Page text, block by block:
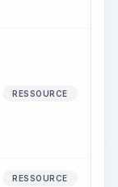
RESSOURCE
RESSOURCE